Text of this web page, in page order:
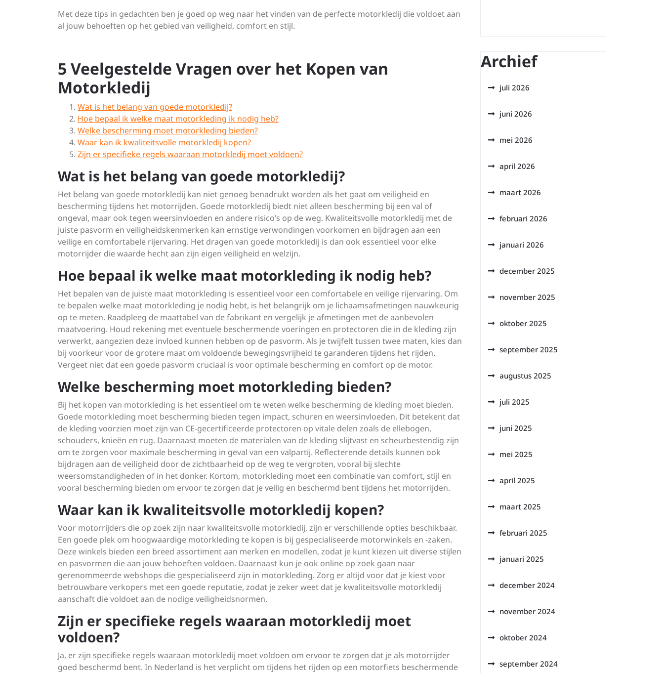
Met deze tips in gedachten ben je goed op weg naar het vinden van de perfecte motorkledij die voldoet aan
al jouw behoeften op het gebied van veiligheid, comfort en stijl.
5 Veelgestelde Vragen over het Kopen van
Motorkledij
Wat is het belang van goede motorkledij?
Hoe bepaal ik welke maat motorkleding ik nodig heb?
Welke bescherming moet motorkleding bieden?
Waar kan ik kwaliteitsvolle motorkledij kopen?
Zijn er specifieke regels waaraan motorkledij moet voldoen?
Wat is het belang van goede motorkledij?
Het belang van goede motorkledij kan niet genoeg benadrukt worden als het gaat om veiligheid en
bescherming tijdens het motorrijden. Goede motorkledij biedt niet alleen bescherming bij een val of
ongeval, maar ook tegen weersinvloeden en andere risico’s op de weg. Kwaliteitsvolle motorkledij met de
juiste pasvorm en veiligheidskenmerken kan ernstige verwondingen voorkomen en bijdragen aan een
veilige en comfortabele rijervaring. Het dragen van goede motorkledij is dan ook essentieel voor elke
motorrijder die waarde hecht aan zijn eigen veiligheid en welzijn.
Hoe bepaal ik welke maat motorkleding ik nodig heb?
Het bepalen van de juiste maat motorkleding is essentieel voor een comfortabele en veilige rijervaring. Om
te bepalen welke maat motorkleding je nodig hebt, is het belangrijk om je lichaamsafmetingen nauwkeurig
op te meten. Raadpleeg de maattabel van de fabrikant en vergelijk je afmetingen met de aanbevolen
maatvoering. Houd rekening met eventuele beschermende voeringen en protectoren die in de kleding zijn
verwerkt, aangezien deze invloed kunnen hebben op de pasvorm. Als je twijfelt tussen twee maten, kies dan
bij voorkeur voor de grotere maat om voldoende bewegingsvrijheid te garanderen tijdens het rijden.
Vergeet niet dat een goede pasvorm cruciaal is voor optimale bescherming en comfort op de motor.
Welke bescherming moet motorkleding bieden?
Bij het kopen van motorkleding is het essentieel om te weten welke bescherming de kleding moet bieden.
Goede motorkleding moet bescherming bieden tegen impact, schuren en weersinvloeden. Dit betekent dat
de kleding voorzien moet zijn van CE-gecertificeerde protectoren op vitale delen zoals de ellebogen,
schouders, knieën en rug. Daarnaast moeten de materialen van de kleding slijtvast en scheurbestendig zijn
om te zorgen voor maximale bescherming in geval van een valpartij. Reflecterende details kunnen ook
bijdragen aan de veiligheid door de zichtbaarheid op de weg te vergroten, vooral bij slechte
weersomstandigheden of in het donker. Kortom, motorkleding moet een combinatie van comfort, stijl en
vooral bescherming bieden om ervoor te zorgen dat je veilig en beschermd bent tijdens het motorrijden.
Waar kan ik kwaliteitsvolle motorkledij kopen?
Voor motorrijders die op zoek zijn naar kwaliteitsvolle motorkledij, zijn er verschillende opties beschikbaar.
Een goede plek om hoogwaardige motorkleding te kopen is bij gespecialiseerde motorwinkels en -zaken.
Deze winkels bieden een breed assortiment aan merken en modellen, zodat je kunt kiezen uit diverse stijlen
en pasvormen die aan jouw behoeften voldoen. Daarnaast kun je ook online op zoek gaan naar
gerenommeerde webshops die gespecialiseerd zijn in motorkleding. Zorg er altijd voor dat je kiest voor
betrouwbare verkopers met een goede reputatie, zodat je zeker weet dat je kwaliteitsvolle motorkledij
aanschaft die voldoet aan de nodige veiligheidsnormen.
Zijn er specifieke regels waaraan motorkledij moet
voldoen?
Ja, er zijn specifieke regels waaraan motorkledij moet voldoen om ervoor te zorgen dat je als motorrijder
goed beschermd bent. In Nederland is het verplicht om tijdens het rijden op een motorfiets beschermende
Archief
juli 2026
juni 2026
mei 2026
april 2026
maart 2026
februari 2026
januari 2026
december 2025
november 2025
oktober 2025
september 2025
augustus 2025
juli 2025
juni 2025
mei 2025
april 2025
maart 2025
februari 2025
januari 2025
december 2024
november 2024
oktober 2024
september 2024